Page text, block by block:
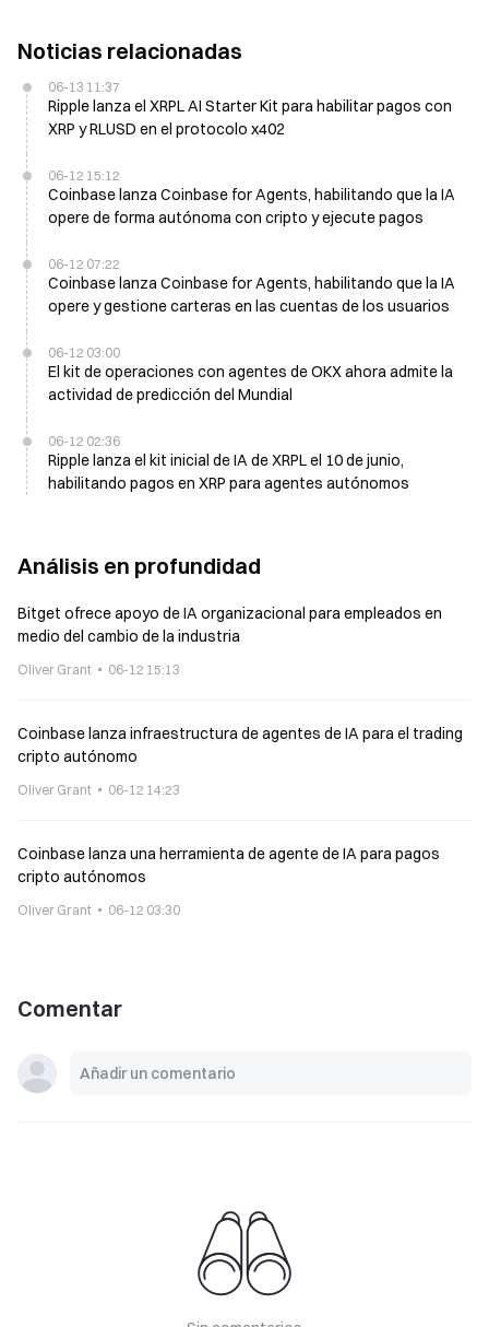
Noticias relacionadas
06-13 11:37
Ripple lanza el XRPL AI Starter Kit para habilitar pagos con
XRP y RLUSD en el protocolo x402
06-12 15:12
Coinbase lanza Coinbase for Agents, habilitando que la IA
opere de forma autónoma con cripto y ejecute pagos
06-12 07:22
Coinbase lanza Coinbase for Agents, habilitando que la IA
opere y gestione carteras en las cuentas de los usuarios
06-12 03:00
El kit de operaciones con agentes de OKX ahora admite la
actividad de predicción del Mundial
06-12 02:36
Ripple lanza el kit inicial de IA de XRPL el 10 de junio,
habilitando pagos en XRP para agentes autónomos
Análisis en profundidad
Bitget ofrece apoyo de IA organizacional para empleados en
medio del cambio de la industria
Oliver Grant 06-12 15:13
Coinbase lanza infraestructura de agentes de IA para el trading
cripto autónomo
Oliver Grant 06-12 14:23
Coinbase lanza una herramienta de agente de IA para pagos
cripto autónomos
Oliver Grant 06-12 03:30
Comentar